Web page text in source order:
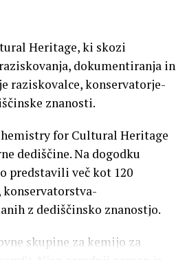
Heritage, ki skozi
dokumentiranja in
raziskovalce, konservatorje-
znanosti.
for Cultural Heritage
dediščine. Na dogodku
predstavili več kot 120
z dediščinsko znanostjo.
skupine za kemijo za